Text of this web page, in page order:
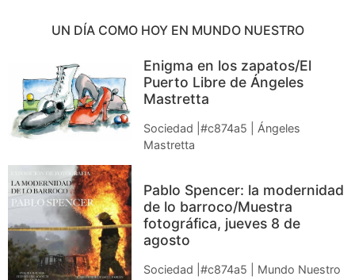
UN DÍA COMO HOY EN MUNDO NUESTRO
Enigma en los zapatos/El
Puerto Libre de Ángeles
Mastretta
Sociedad |#c874a5 | Ángeles
Mastretta
Pablo Spencer: la modernidad
de lo barroco/Muestra
fotográfica, jueves 8 de
agosto
Sociedad |#c874a5 | Mundo Nuestro